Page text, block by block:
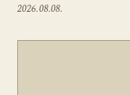
2026.08.08.